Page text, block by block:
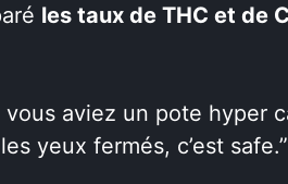
les taux de THC et de
vous aviez un pote
yeux fermés, c’est